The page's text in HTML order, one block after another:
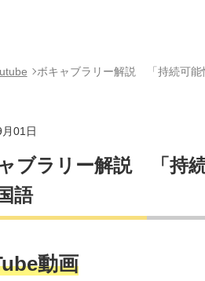
ボキャブラリー解説 「持続可
01日
ブラリー解説 「持
語
動画